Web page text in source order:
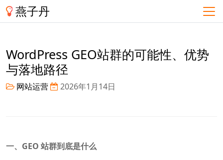
燕子丹
WordPress GEO站群的可能性、优势
与落地路径
网站运营 2026年1月14日
一、GEO 站群到底是什么